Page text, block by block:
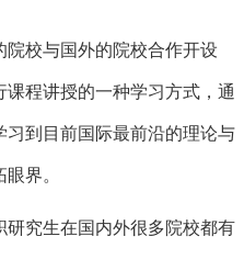
校与国外的院校合作开设
程讲授的一种学习方式，通
到目前国际最前沿的理论与
界。
究生在国内外很多院校都有